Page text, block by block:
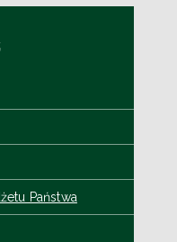
Państwa